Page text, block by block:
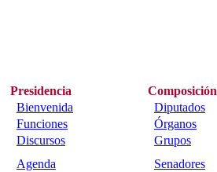
Presidencia Composición
Bienvenida
Diputados
Funciones
Órganos
Discursos
Grupos
Agenda
Senadores